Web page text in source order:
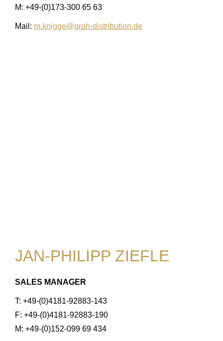
M: +49-(0)173-300 65 63
Mail: m.knigge@groh-distribution.de
JAN-PHILIPP ZIEFLE
SALES MANAGER
T: +49-(0)4181-92883-143
F: +49-(0)4181-92883-190
M: +49-(0)152-099 69 434